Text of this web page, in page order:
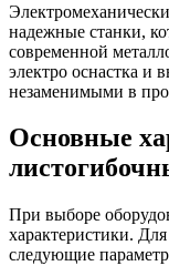
надежные станки,
современной
электро оснастка и
незаменимыми в
Основные
При выборе
характеристики.
следующие